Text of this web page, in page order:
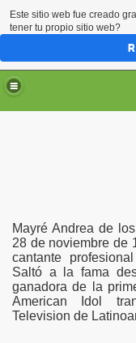
Mayré Andrea de
28 de noviembre de
cantante
Saltó a la fama
ganadora de la
American Idol
Television de
Este sitio web fue creado
tener tu propio sitio web?